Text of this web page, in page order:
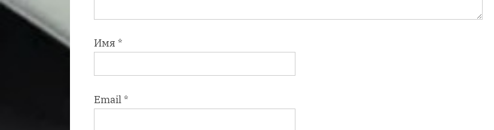
Имя *
Email*